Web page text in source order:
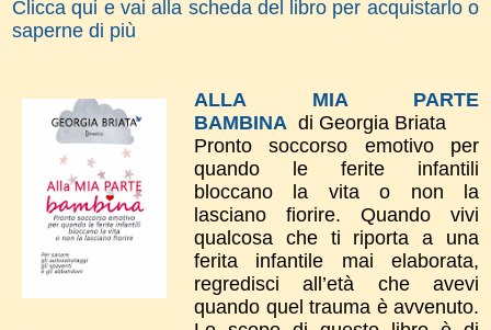
Clicca qui e vai alla scheda del libro per acquistarlo o
saperne di più
ALLA MIA PARTE
BAMBINA di Georgia Briata
Pronto soccorso emotivo per
quando le ferite infantili
bloccano la vita o non la
lasciano fiorire. Quando vivi
qualcosa che ti riporta a una
ferita infantile mai elaborata,
regredisci all’età che avevi
quando quel trauma è avvenuto.